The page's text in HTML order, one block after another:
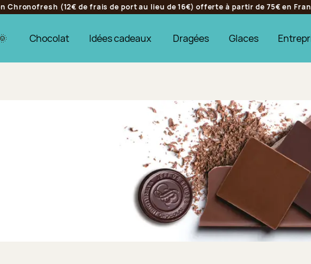
Chronofresh (12€ de frais de port au lieu de 16€) offerte à partir de 75€ en
Chocolat Idées cadeaux Dragées Glaces